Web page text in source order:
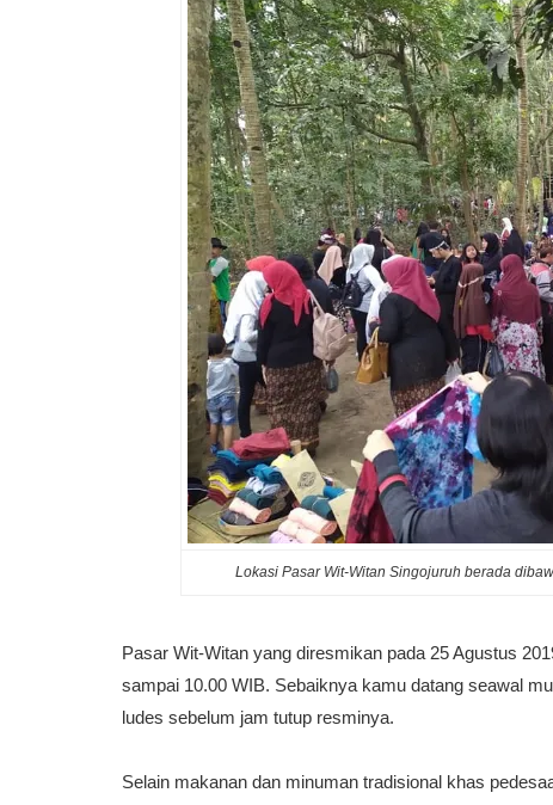
Lokasi Pasar Wit-Witan Singojuruh berada
Pasar Wit-Witan yang diresmikan pada 25 Agustus
sampai 10.00 WIB. Sebaiknya kamu datang seawal
ludes sebelum jam tutup resminya.
Selain makanan dan minuman tradisional khas